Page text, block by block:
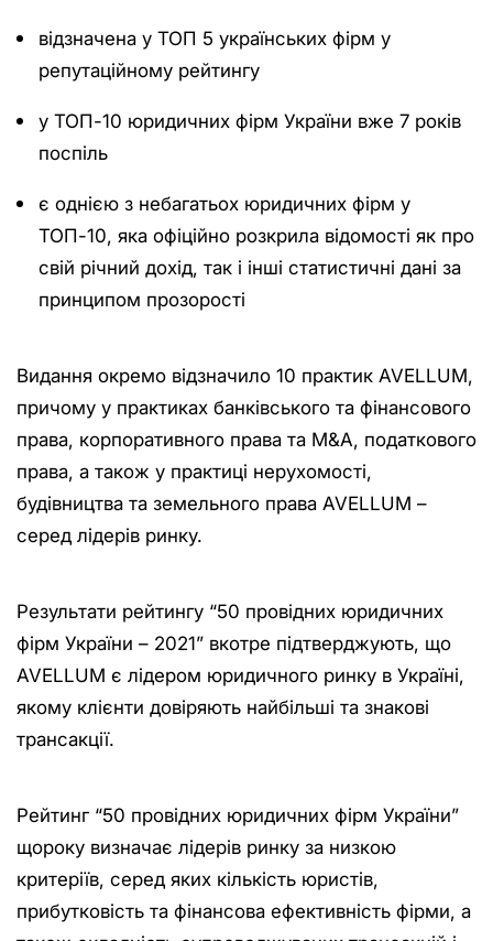
відзначена у ТОП 5 українських фірм у
репутаційному рейтингу
у ТОП-10 юридичних фірм України вже 7 років
поспіль
є однією з небагатьох юридичних фірм у
ТОП-10, яка офіційно розкрила відомості як про
свій річний дохід, так і інші статистичні дані за
принципом прозорості
Видання окремо відзначило 10 практик AVELLUM,
причому у практиках банківського та фінансового
права, корпоративного права та M&A, податкового
права, а також у практиці нерухомості,
будівництва та земельного права AVELLUM –
серед лідерів ринку.
Результати рейтингу “50 провідних юридичних
фірм України – 2021” вкотре підтверджують, що
AVELLUM є лідером юридичного ринку в Україні,
якому клієнти довіряють найбільші та знакові
трансакції.
Рейтинг “50 провідних юридичних фірм України”
щороку визначає лідерів ринку за низкою
критеріїв, серед яких кількість юристів,
прибутковість та фінансова ефективність фірми, а